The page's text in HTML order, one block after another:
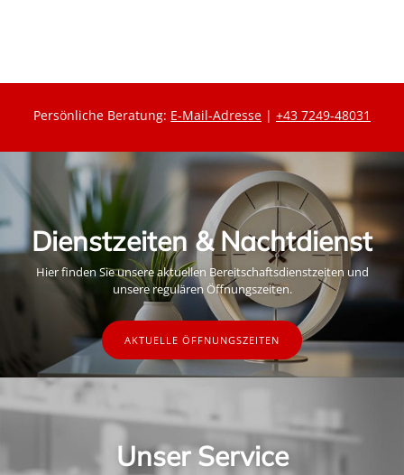
Persönliche Beratung: E-Mail-Adresse | +43 7249-48031
Dienstzeiten & Nachtdienst
Hier finden Sie unsere aktuellen Bereitschaftsdienstzeiten und
unsere regulären Öffnungszeiten.
AKTUELLE ÖFFNUNGSZEITEN
Unser Service